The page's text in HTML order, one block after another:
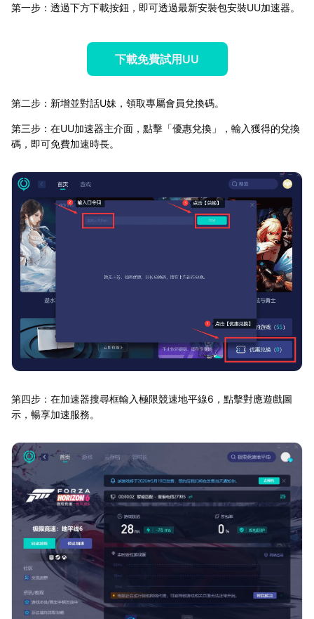
第一步：透過下方下載按鈕，即可透過最新安裝包安裝UU加速器。
下載免費試用UU
第二步：新增並對話U妹，領取專屬會員兌換碼。
第三步：在UU加速器主介面，點擊「優惠兌換」，輸入獲得的兌換
碼，即可免費加速時長。
第四步：在加速器搜尋框輸入極限競速地平線6，點擊對應遊戲圖
示，暢享加速服務。